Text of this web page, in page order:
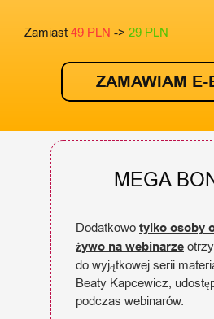
Zamiast 49 PLN -> 29 PLN
ZAMAWIAM
MEGA
Dodatkowo tylko osoby
żywo na webinarze
do wyjątkowej serii
Beaty Kapcewicz,
podczas webinarów.